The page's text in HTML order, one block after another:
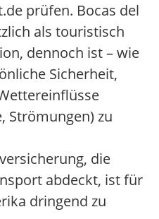
prüfen. Bocas del
als touristisch
dennoch ist – wie
Sicherheit,
Strömungen) zu
die
abdeckt, ist für
dringend zu